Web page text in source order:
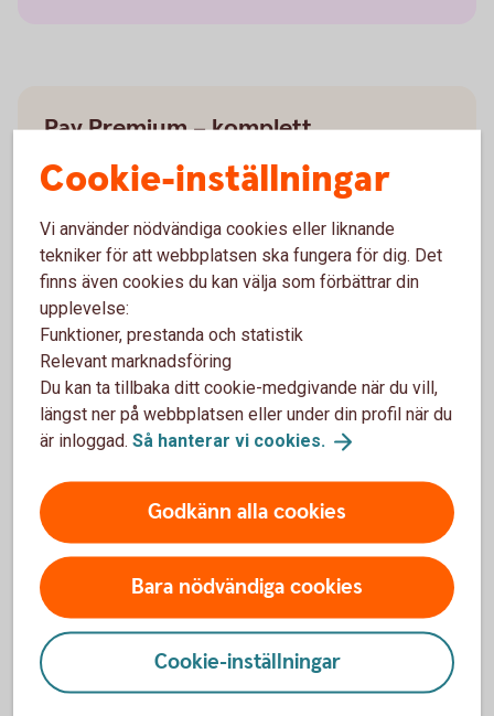
Pay Premium – komplett
kassasystem
Kassakopplad betalterminal
Kassasystem
Följ försäljningen i realtid
Visa, Mastercard, American Express och andra
vanliga kort
Apple Pay, Google Pay, Click to Pay
Support alla dagar
36 månaders bindningstid (välj12 eller 24
månader mot en extra kostnad)
Från 599 kr/mån + 0,79 %/transaktion
Obs: Kostnad för kassalicens tillkommer från
leverantören.
Kassasystem
Cookie-inställningar
Vi använder nödvändiga cookies eller liknande
tekniker för att webbplatsen ska fungera för dig. Det
finns även cookies du kan välja som förbättrar din
upplevelse:
Funktioner, prestanda och statistik
Relevant marknadsföring
Du kan ta tillbaka ditt cookie-medgivande när du vill,
längst ner på webbplatsen eller under din profil när du
är inloggad. Så hanterar vi cookies.
Godkänn alla cookies
Bara nödvändiga cookies
Cookie-inställningar